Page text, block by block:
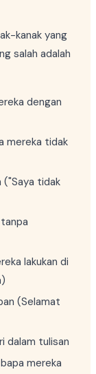
kanak yang
salah adalah
dengan
mereka tidak
("Saya tidak
lakukan di
(Selamat
dalam tulisan
mereka